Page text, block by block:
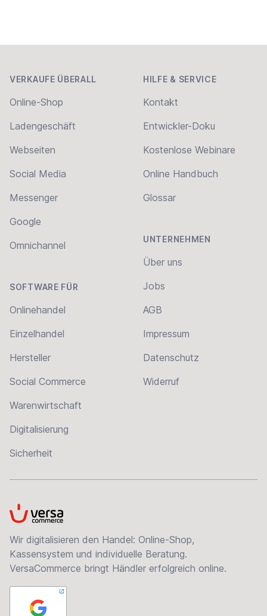
VERKAUFE ÜBERALL
Online-Shop
Ladengeschäft
Webseiten
Social Media
Messenger
Google
Omnichannel
SOFTWARE FÜR
Onlinehandel
Einzelhandel
Hersteller
Social Commerce
Warenwirtschaft
Digitalisierung
Sicherheit
HILFE & SERVICE
Kontakt
Entwickler-Doku
Kostenlose Webinare
Online Handbuch
Glossar
UNTERNEHMEN
Über uns
Jobs
AGB
Impressum
Datenschutz
Widerruf
VersaCommerce
Wir digitalisieren den Handel: Online-Shop,
Kassensystem und individuelle Beratung.
VersaCommerce bringt Händler erfolgreich online.